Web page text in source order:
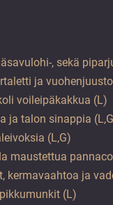
, sekä
ja
voileipäkakkua (L)
ja talon sinappia
(L,G)
maustettua
kermavaahtoa ja
(L)